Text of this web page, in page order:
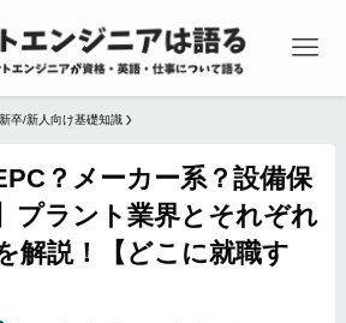
新卒/新人向け基礎知識
？メーカー系？設備保
プラント業界とそれぞれ
解説！【どこに就職す